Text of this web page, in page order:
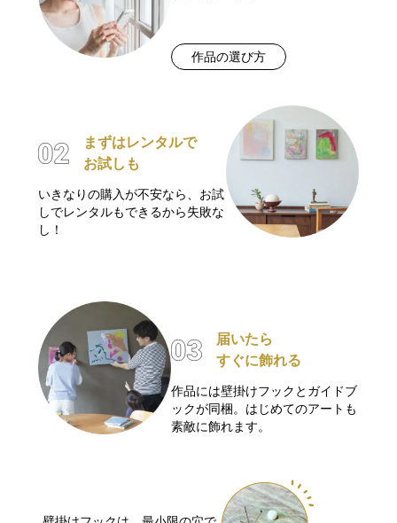
作品の選び方
まずはレンタルで
お試しも
いきなりの購入が不安なら、お試
しでレンタルもできるから失敗な
し！
届いたら
すぐに飾れる
作品には壁掛けフックとガイドブ
ックが同梱。はじめてのアートも
素敵に飾れます。